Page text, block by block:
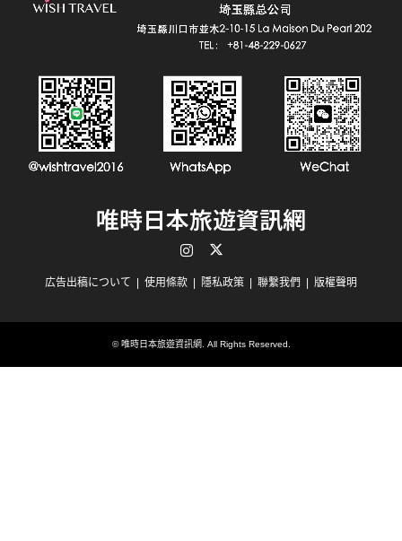
唯時日本旅遊資訊網
広告出稿について 使用條款 隱私政策 聯繫我們 版權聲明
© 唯時日本旅遊資訊網 . All Rights Reserved.